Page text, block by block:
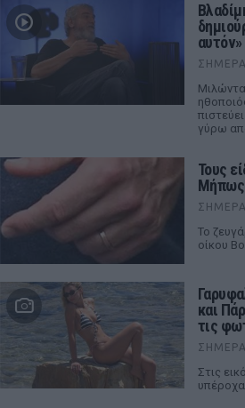
αυτόν»
ΣΉΜΕΡΑ
γύρω
Τους
Μήπως
ΣΉΜΕΡΑ
Το
οίκου
και
τις
ΣΉΜΕΡΑ
Στις